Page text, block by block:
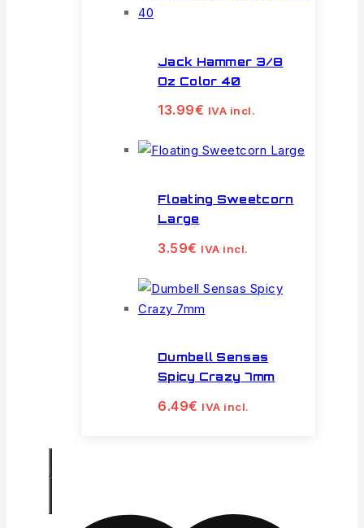
Jack Hammer 3/8
Oz Color 40
13.99€ IVA incl.
Floating Sweetcorn
Large
3.59€ IVA incl.
Dumbell Sensas
Spicy Crazy 7mm
6.49€ IVA incl.